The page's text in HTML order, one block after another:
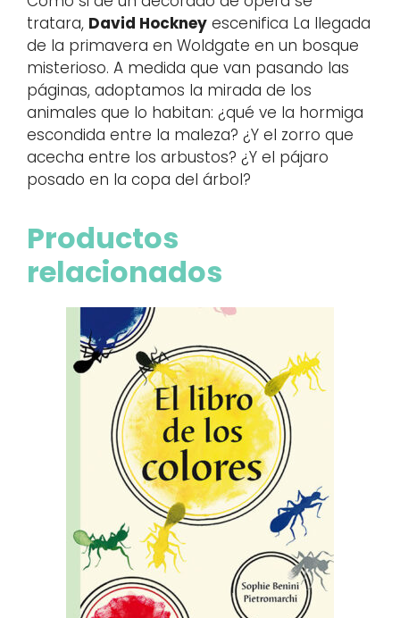
tratara, David Hockney escenifica La llegada
de la primavera en Woldgate en un bosque
misterioso. A medida que van pasando las
páginas, adoptamos la mirada de los
animales que lo habitan: ¿qué ve la hormiga
escondida entre la maleza? ¿Y el zorro que
acecha entre los arbustos? ¿Y el pájaro
posado en la copa del árbol?
Productos
relacionados